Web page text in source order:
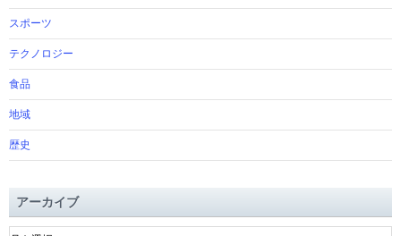
スポーツ
テクノロジー
食品
地域
歴史
アーカイブ
ア